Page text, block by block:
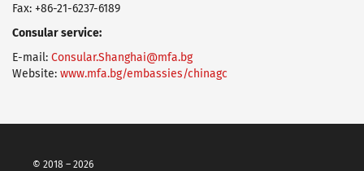
Fax: +86-21-6237-6189
Consular service:
E-mail: Consular.Shanghai@mfa.bg
Website: www.mfa.bg/embassies/chinagc
© 2018 – 2026